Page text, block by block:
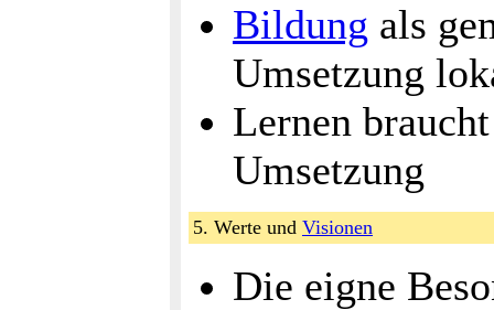
Bildung als
Umsetzung
Lernen
Umsetzung
5. Werte und Visionen
Die eigne